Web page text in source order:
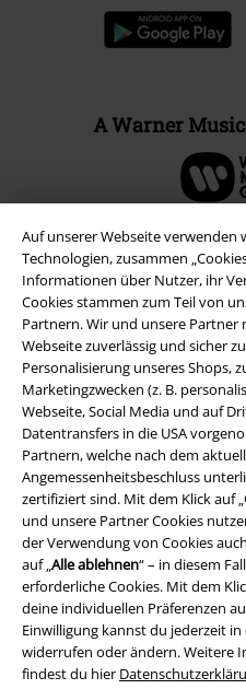
Auf unserer Webseite verwenden
Technologien, zusammen
Informationen über Nutzer, ihr
Cookies stammen zum Teil von
Partnern. Wir und unsere Partner
Webseite zuverlässig und sicher
Personalisierung unseres Shops,
Marketingzwecken (z. B.
Webseite, Social Media und auf
Datentransfers in die USA
Partnern, welche nach dem
Angemessenheitsbeschluss
zertifiziert sind. Mit dem Klick auf „
und unsere Partner Cookies
der Verwendung von Cookies
auf „Alle ablehnen“ – in diesem
erforderliche Cookies. Mit dem
deine individuellen Präferenzen
Einwilligung kannst du jederzeit in
widerrufen oder ändern. Weitere
findest du hier
A Warner
Rechtliches
AGB
Impressum
Datenschutz
Entsorgung und Umweltschutz
Konformitätserklärung